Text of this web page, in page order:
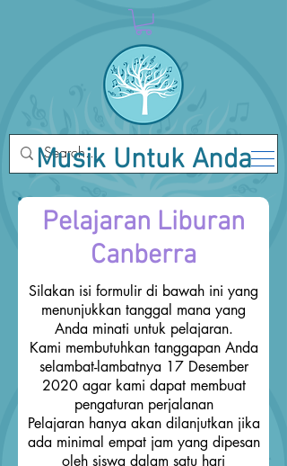
Musik Untuk Anda
Pelajaran Liburan
Canberra
Silakan isi formulir di bawah ini yang
menunjukkan tanggal mana yang
Anda minati untuk pelajaran.
Kami membutuhkan tanggapan Anda
selambat-lambatnya 17 Desember
2020 agar kami dapat membuat
pengaturan perjalanan
Pelajaran hanya akan dilanjutkan jika
ada minimal empat jam yang dipesan
oleh siswa dalam satu hari